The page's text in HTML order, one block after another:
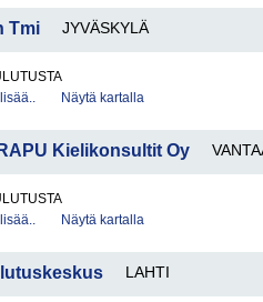
Tmi JYVÄSKYLÄ
Näytä kartalla
Kielikonsultit Oy
Näytä kartalla
LAHTI